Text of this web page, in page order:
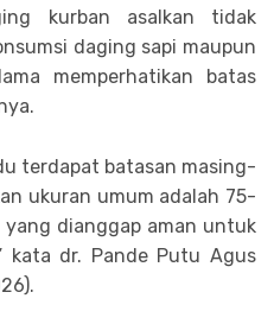
kurban asalkan tidak
daging sapi maupun
memperhatikan batas
terdapat batasan masing-
ukuran umum adalah 75-
dianggap aman untuk
kata dr. Pande Putu Agus